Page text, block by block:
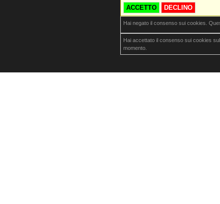
ACCETTO DECLINO
Hai negato il consenso sui cookies.
Hai accettato il consenso sui cookies
momento.